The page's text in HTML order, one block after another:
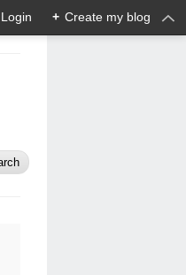
Login + Create my blog